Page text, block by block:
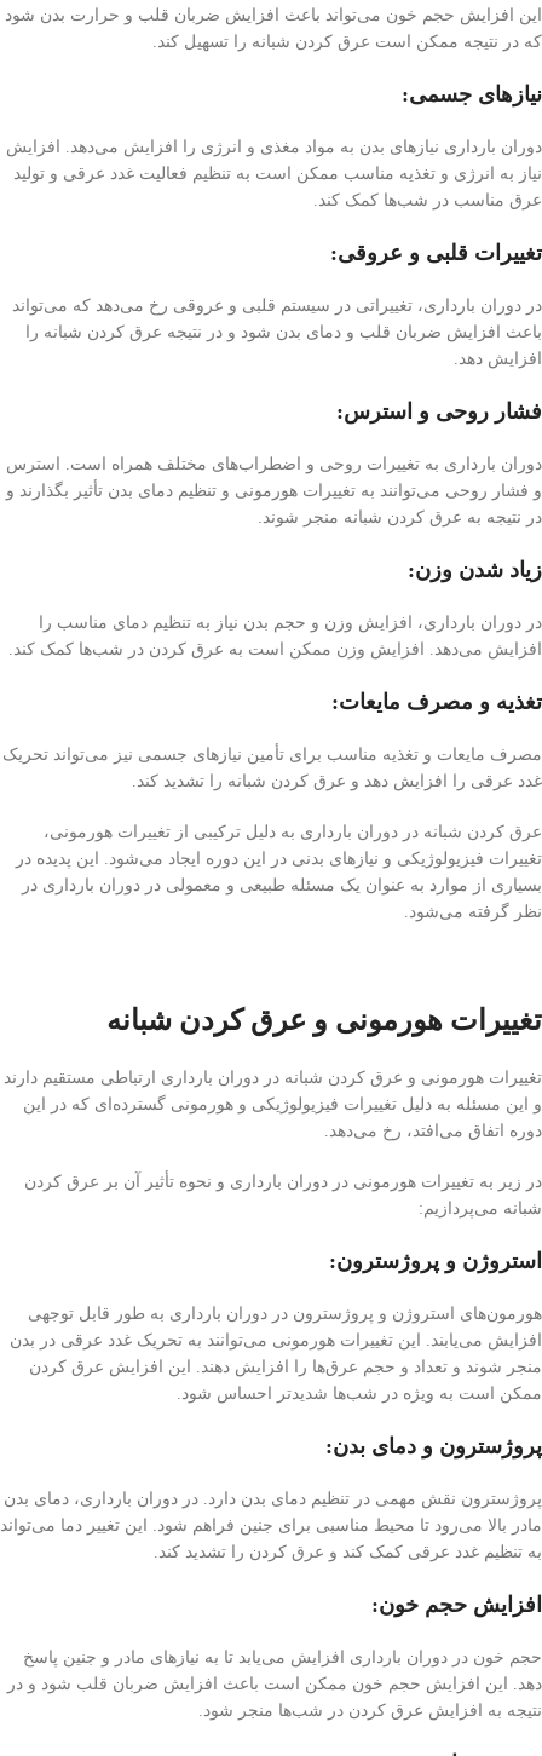
این افزایش حجم خون می‌تواند باعث افزایش ضربان قلب و حرارت بدن شود
که در نتیجه ممکن است عرق کردن شبانه را تسهیل کند.
نیازهای جسمی:
دوران بارداری نیاز‌های بدن به مواد مغذی و انرژی را افزایش می‌دهد. افزایش
نیاز به انرژی و تغذیه مناسب ممکن است به تنظیم فعالیت غدد عرقی و تولید
عرق مناسب در شب‌ها کمک کند.
تغییرات قلبی و عروقی:
در دوران بارداری، تغییراتی در سیستم قلبی و عروقی رخ می‌دهد که می‌تواند
باعث افزایش ضربان قلب و دمای بدن شود و در نتیجه عرق کردن شبانه را
افزایش دهد.
فشار روحی و استرس:
دوران بارداری به تغییرات روحی و اضطراب‌های مختلف همراه است. استرس
و فشار روحی می‌توانند به تغییرات هورمونی و تنظیم دمای بدن تأثیر بگذارند و
در نتیجه به عرق کردن شبانه منجر شوند.
زیاد شدن وزن:
در دوران بارداری، افزایش وزن و حجم بدن نیاز به تنظیم دمای مناسب را
افزایش می‌دهد. افزایش وزن ممکن است به عرق کردن در شب‌ها کمک کند.
تغذیه و مصرف مایعات:
مصرف مایعات و تغذیه مناسب برای تأمین نیازهای جسمی نیز می‌تواند تحریک
غدد عرقی را افزایش دهد و عرق کردن شبانه را تشدید کند.
عرق کردن شبانه در دوران بارداری به دلیل ترکیبی از تغییرات هورمونی،
تغییرات فیزیولوژیکی و نیازهای بدنی در این دوره ایجاد می‌شود. این پدیده در
بسیاری از موارد به عنوان یک مسئله طبیعی و معمولی در دوران بارداری در
نظر گرفته می‌شود.
تغییرات هورمونی و عرق کردن شبانه
تغییرات هورمونی و عرق کردن شبانه در دوران بارداری ارتباطی مستقیم دارند
و این مسئله به دلیل تغییرات فیزیولوژیکی و هورمونی گسترده‌ای که در این
دوره اتفاق می‌افتد، رخ می‌دهد.
در زیر به تغییرات هورمونی در دوران بارداری و نحوه تأثیر آن بر عرق کردن
شبانه می‌پردازیم:
استروژن و پروژسترون:
هورمون‌های استروژن و پروژسترون در دوران بارداری به طور قابل توجهی
افزایش می‌یابند. این تغییرات هورمونی می‌توانند به تحریک غدد عرقی در بدن
منجر شوند و تعداد و حجم عرق‌ها را افزایش دهند. این افزایش عرق کردن
ممکن است به ویژه در شب‌ها شدیدتر احساس شود.
پروژسترون و دمای بدن:
پروژسترون نقش مهمی در تنظیم دمای بدن دارد. در دوران بارداری، دمای بدن
مادر بالا می‌رود تا محیط مناسبی برای جنین فراهم شود. این تغییر دما می‌تواند
به تنظیم غدد عرقی کمک کند و عرق کردن را تشدید کند.
افزایش حجم خون:
حجم خون در دوران بارداری افزایش می‌یابد تا به نیاز‌های مادر و جنین پاسخ
دهد. این افزایش حجم خون ممکن است باعث افزایش ضربان قلب شود و در
نتیجه به افزایش عرق کردن در شب‌ها منجر شود.